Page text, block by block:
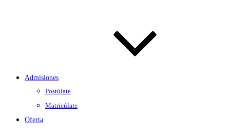
Admisiones
Postúlate
Matricúlate
Oferta